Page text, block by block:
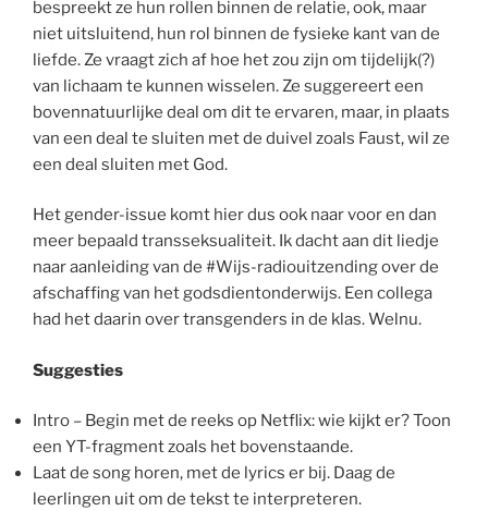
bespreekt ze hun rollen binnen de relatie, ook, maar
niet uitsluitend, hun rol binnen de fysieke kant van de
liefde. Ze vraagt zich af hoe het zou zijn om tijdelijk(?)
van lichaam te kunnen wisselen. Ze suggereert een
bovennatuurlijke deal om dit te ervaren, maar, in plaats
van een deal te sluiten met de duivel zoals Faust, wil ze
een deal sluiten met God.
Het gender-issue komt hier dus ook naar voor en dan
meer bepaald transseksualiteit. Ik dacht aan dit liedje
naar aanleiding van de #Wijs-radiouitzending over de
afschaffing van het godsdientonderwijs. Een collega
had het daarin over transgenders in de klas. Welnu.
Suggesties
Intro – Begin met de reeks op Netflix: wie kijkt er? Toon
een YT-fragment zoals het bovenstaande.
Laat de song horen, met de lyrics er bij. Daag de
leerlingen uit om de tekst te interpreteren.